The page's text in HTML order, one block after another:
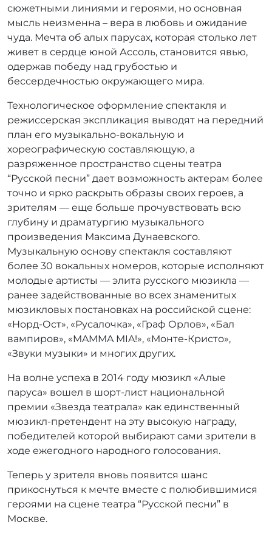
сюжетными линиями и героями, но основная
мысль неизменна – вера в любовь и ожидание
чуда. Мечта об алых парусах, которая столько лет
живет в сердце юной Ассоль, становится явью,
одержав победу над грубостью и
бессердечностью окружающего мира.
Технологическое оформление спектакля и
режиссерская экспликация выводят на передний
план его музыкально-вокальную и
хореографическую составляющую, а
разряженное пространство сцены театра
“Русской песни” дает возможность актерам более
точно и ярко раскрыть образы своих героев, а
зрителям — еще больше прочувствовать всю
глубину и драматургию музыкального
произведения Максима Дунаевского.
Музыкальную основу спектакля составляют
более 30 вокальных номеров, которые исполняют
молодые артисты — элита русского мюзикла —
ранее задействованные во всех знаменитых
мюзикловых постановках на российской сцене:
«Норд-Ост», «Русалочка», «Граф Орлов», «Бал
вампиров», «MAMMA MIA!», «Монте-Кристо»,
«Звуки музыки» и многих других.
На волне успеха в 2014 году мюзикл «Алые
паруса» вошел в шорт-лист национальной
премии «Звезда театрала» как единственный
мюзикл-претендент на эту высокую награду,
победителей которой выбирают сами зрители в
ходе ежегодного народного голосования.
Теперь у зрителя вновь появится шанс
прикоснуться к мечте вместе с полюбившимися
героями на сцене театра “Русской песни” в
Москве.